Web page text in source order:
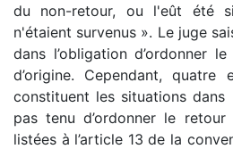
du non-retour, ou l'eût été
n'étaient survenus ». Le juge
dans l’obligation d’ordonner
d’origine. Cependant, quatre
constituent les situations dans
pas tenu d’ordonner le retour
listées à l’article 13 de la